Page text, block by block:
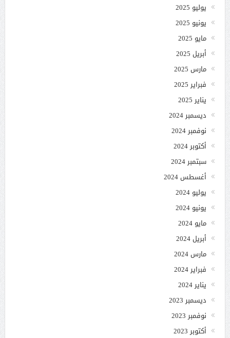
يوليو 2025
يونيو 2025
مايو 2025
أبريل 2025
مارس 2025
فبراير 2025
يناير 2025
ديسمبر 2024
نوفمبر 2024
أكتوبر 2024
سبتمبر 2024
أغسطس 2024
يوليو 2024
يونيو 2024
مايو 2024
أبريل 2024
مارس 2024
فبراير 2024
يناير 2024
ديسمبر 2023
نوفمبر 2023
أكتوبر 2023